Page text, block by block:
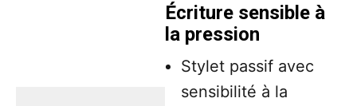
Écriture sensible à
la pression
Stylet passif avec
sensibilité à la